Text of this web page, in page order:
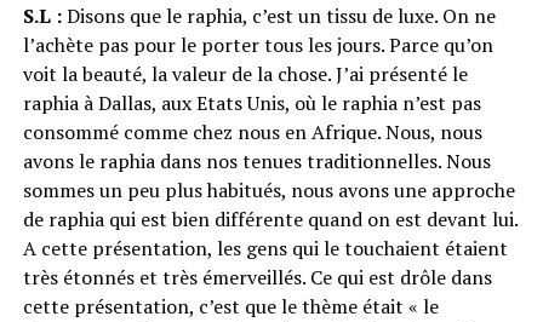
S.L :Disons que le raphia, c’est un tissu de luxe. On ne
l’achète pas pour le porter tous les jours. Parce qu’on
voit la beauté, la valeur de la chose. J’ai présenté le
raphia à Dallas, aux Etats Unis, où le raphia n’est pas
consommé comme chez nous en Afrique. Nous, nous
avons le raphia dans nos tenues traditionnelles. Nous
sommes un peu plus habitués, nous avons une approche
de raphia qui est bien différente quand on est devant lui.
A cette présentation, les gens qui le touchaient étaient
très étonnés et très émerveillés. Ce qui est drôle dans
cette présentation, c’est que le thème était « le